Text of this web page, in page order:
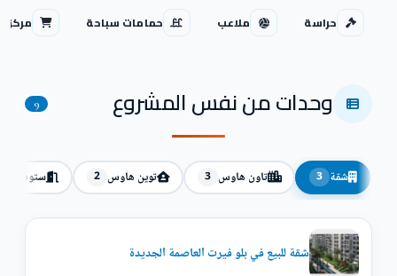
حراسة ملاعب حمامات سباحة مركز
وحدات من نفس المشروع 9
شقة 3 تاون هاوس 3 توين هاوس 2 ستوديو
شقة للبيع في بلو فيرت العاصمة الجديدة